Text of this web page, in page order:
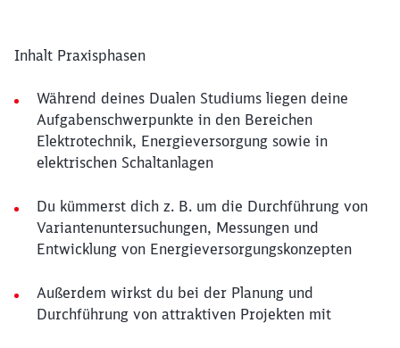
Inhalt Praxisphasen
Während deines Dualen Studiums liegen deine
Aufgabenschwerpunkte in den Bereichen
Elektrotechnik, Energieversorgung sowie in
elektrischen Schaltanlagen
Du kümmerst dich z. B. um die Durchführung von
Variantenuntersuchungen, Messungen und
Entwicklung von Energieversorgungskonzepten
Außerdem wirkst du bei der Planung und
Durchführung von attraktiven Projekten mit